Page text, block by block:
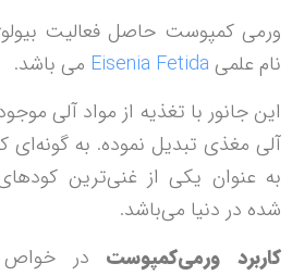
ورمی کمپوست حاصل فعالیت
نام علمی Eisenia Fetida می باشد.
این جانور با تغذیه از مواد آلی
آلی مغذی تبدیل نموده. به
به عنوان یکی از غنی‌ترین
شده در دنیا می‌باشد.
کاربرد ورمی‌کمپوستدر خواص